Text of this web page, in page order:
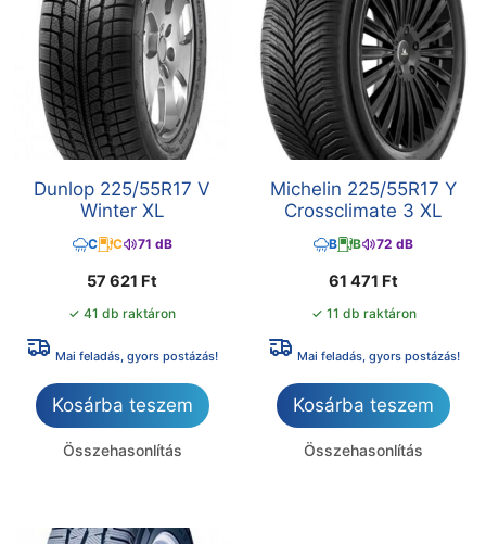
Dunlop 225/55R17 V
Winter XL
C C 71 dB
57 621 Ft
✓ 41 db raktáron
Mai feladás, gyors postázás!
Kosárba teszem
Összehasonlítás
Michelin 225/55R17 Y
Crossclimate 3 XL
B B 72 dB
61 471 Ft
✓ 11 db raktáron
Mai feladás, gyors postázás!
Kosárba teszem
Összehasonlítás